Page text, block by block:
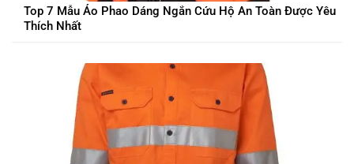
Top 7 Mẫu Áo Phao Dáng Ngắn Cứu Hộ An Toàn Được Yêu
Thích Nhất